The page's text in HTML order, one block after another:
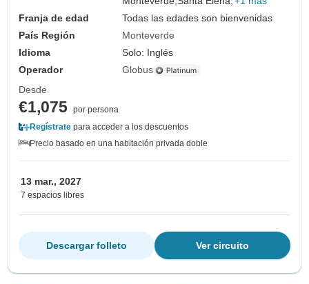
Franja de edad
Todas las edades son bienvenidas
País Región
Monteverde
Idioma
Solo: Inglés
Operador
Globus
Desde
€1,075 por persona
Regístrate para acceder a los descuentos
Precio basado en una habitación privada doble
13 mar., 2027
7 espacios libres
Ver circuito
Descargar folleto